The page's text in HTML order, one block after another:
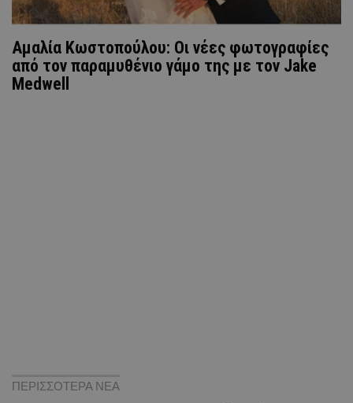
Αμαλία Κωστοπούλου: Οι νέες φωτογραφίες
από τον παραμυθένιο γάμο της με τον Jake
Medwell
ΠΕΡΙΣΣΟΤΕΡΑ ΝΕΑ